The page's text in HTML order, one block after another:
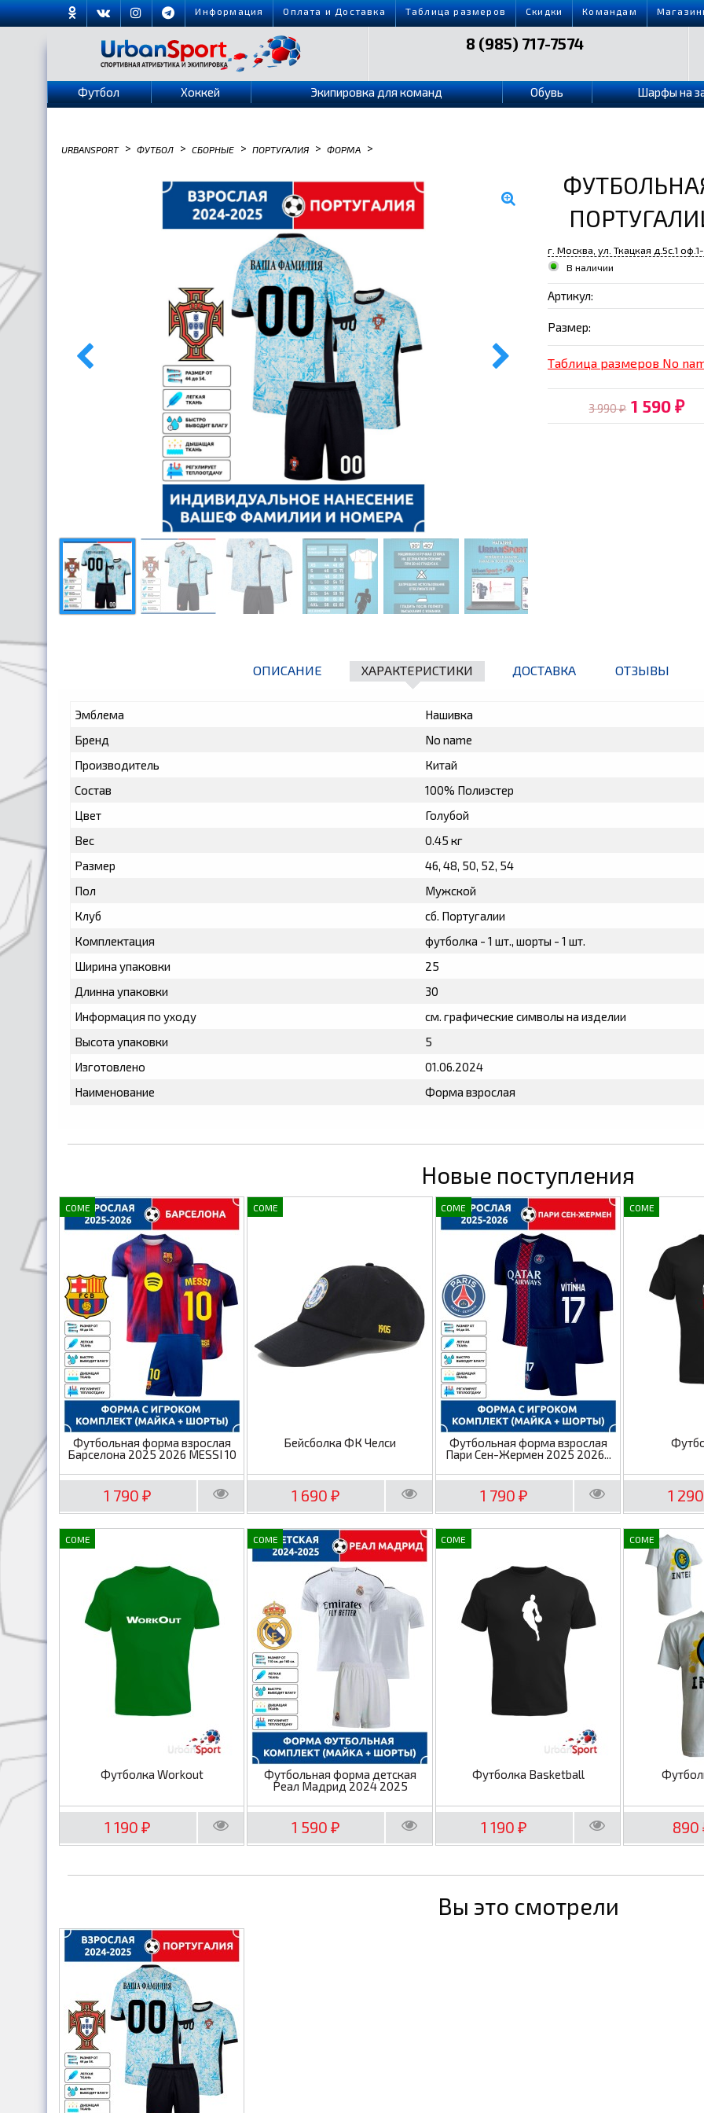
Информация Оплата и Доставка Таблица размеров Скидки Командам
8 (985) 717-7574
Футбол Хоккей Экипировка для команд Обувь Шарфы на
URBANSPORT > ФУТБОЛ > СБОРНЫЕ > ПОРТУГАЛИЯ > ФОРМА >
г. Москва, ул. Ткацкая д.5с.1
В наличии
Артикул:
Размер:
Таблица размеров No
3 990₽ 1 590₽
ОПИСАНИЕ ХАРАКТЕРИСТИКИ ДОСТАВКА ОТЗЫВЫ
Эмблема
Нашивка
Бренд
No name
Производитель
Китай
Состав
100% Полиэстер
Цвет
Голубой
Вес
0.45 кг
Размер
46, 48, 50, 52, 54
Пол
Мужской
Клуб
сб. Португалии
Комплектация
футболка - 1 шт., шорты - 1 шт.
Ширина упаковки
25
Длинна упаковки
30
Информация по уходу
см. графические символы на изделии
Высота упаковки
5
Изготовлено
01.06.2024
Наименование
Форма взрослая
Новые поступления
COME
Футбольная форма взрослая
Барселона 2025 2026 MESSI 10
1 790₽
COME
Бейсболка ФК Челси
1 690₽
COME
Футбольная форма взрослая
Пари Сен-Жермен 2025 2026...
1 790₽
COME
1
COME
Футболка Workout
1 190₽
COME
Футбольная форма детская
Реал Мадрид 2024 2025
1 590₽
COME
Футболка Basketball
1 190₽
COME
890
Вы это смотрели